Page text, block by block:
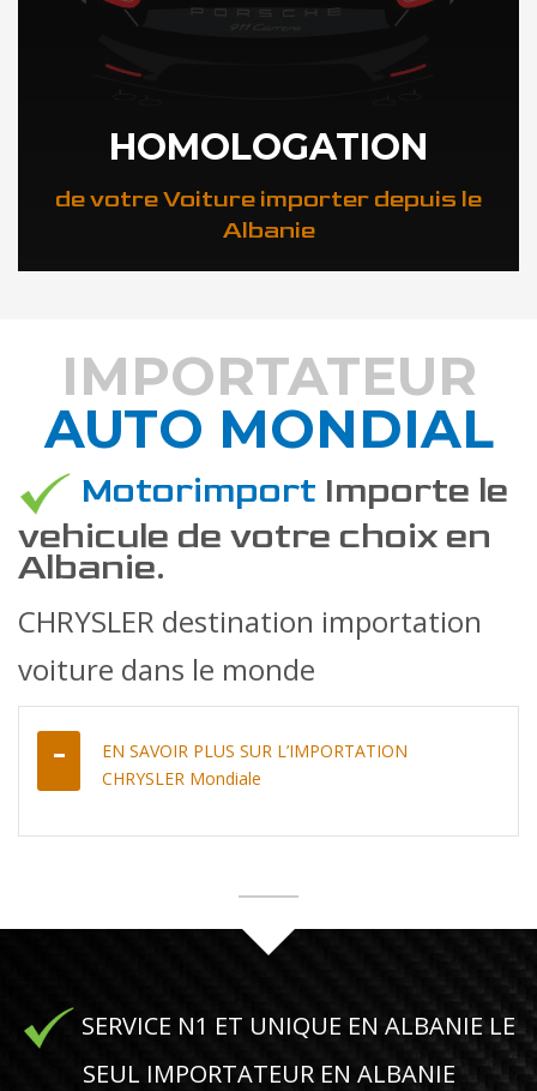
HOMOLOGATION
de votre Voiture importer depuis le
Albanie
DÉCOUVREZ COMMENT
IMPORTATEUR
AUTO MONDIAL
Motorimport Importe le
vehicule de votre choix en
Albanie.
CHRYSLER destination importation
voiture dans le monde
EN SAVOIR PLUS SUR L’IMPORTATION
CHRYSLER Mondiale
SERVICE N1 ET UNIQUE EN ALBANIE LE
SEUL IMPORTATEUR EN ALBANIE